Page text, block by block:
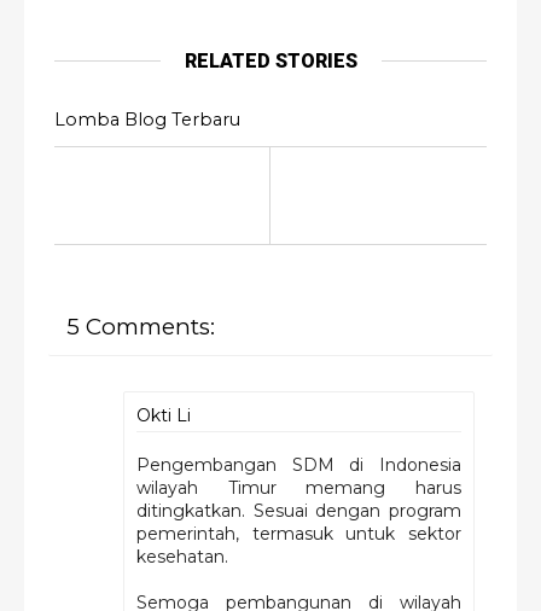
RELATED STORIES
Lomba Blog Terbaru
5 Comments:
Okti Li
Pengembangan SDM di Indonesia
wilayah Timur memang harus
ditingkatkan. Sesuai dengan program
pemerintah, termasuk untuk sektor
kesehatan.
Semoga pembangunan di wilayah